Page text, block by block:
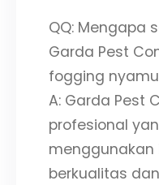
QQ: Mengapa
Garda Pest
fogging
A: Garda Pest
profesional
menggunakan
berkualitas